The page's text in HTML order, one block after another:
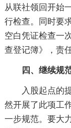
从联社领回开始
行检查。同时要
空白凭证检查一
查登记簿》，责
四、继续规
入股起点的
然开展了此项工
一步规范。要大